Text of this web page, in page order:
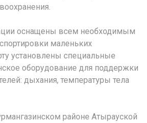
оснащены всем необходимым
маленьких
установлены специальные
оборудование для поддержки
дыхания, температуры тела
районе Атырауской